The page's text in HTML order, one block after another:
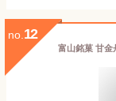
no. 12